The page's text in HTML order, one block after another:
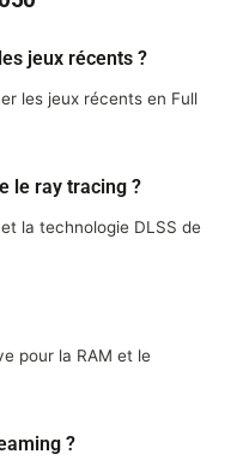
jeux récents ?
les jeux récents en Full
le ray tracing ?
la technologie DLSS de
pour la RAM et le
?